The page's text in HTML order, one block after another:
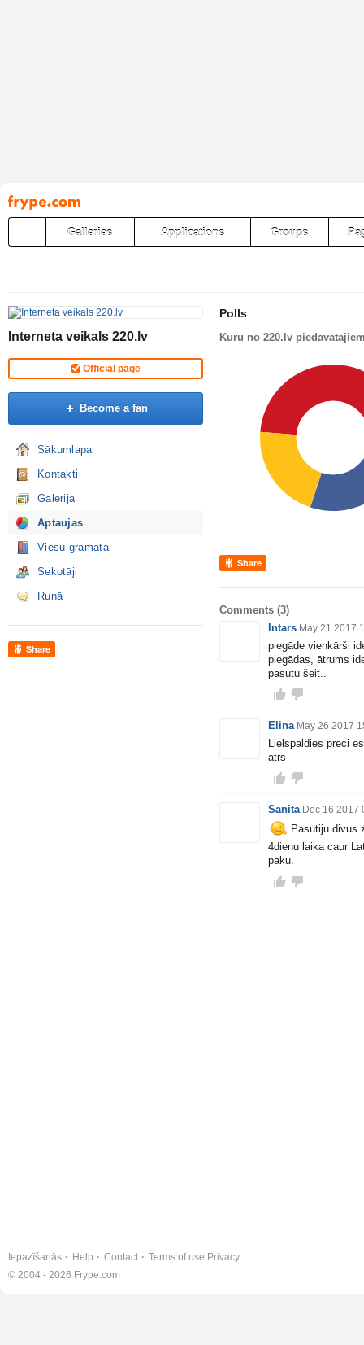
Pāriet
uz
saturu
Galleries Applications Groups
Interneta veikals 220.lv
Official page
Become a fan
Sākumlapa
Kontakti
Galerija
Aptaujas
Viesu grāmata
Sekotāji
Runā
Share
Polls
Kuru no 220.lv
Share
Comments (3)
Intars May 21 2017
piegāde vienkārši
piegādas, ātrums
pasūtu šeit..
Elina May 26 2017
Lielspaldies preci
atrs
Sanita Dec 16 2017
Pasutiju divus
4dienu laika caur
paku.
Iepazīšanās Help Contact Terms of use Privacy
© 2004 - 2026 Frype.com